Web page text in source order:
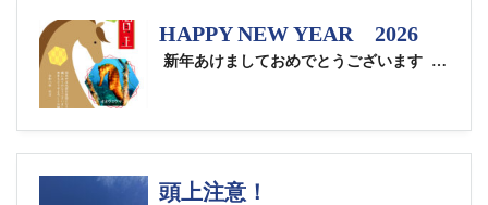
HAPPY NEW YEAR 2026
新年あけましておめでとうございます
頭上注意！